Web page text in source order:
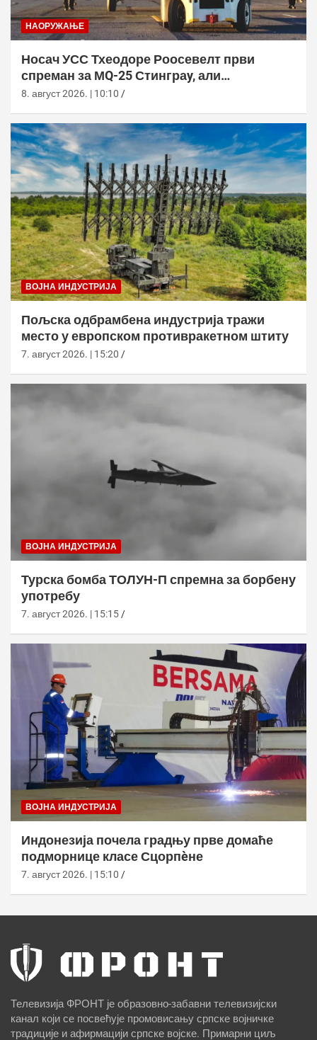
НАОРУЖАЊЕ
Носач УСС Тхеодоре Роосевелт први
спреман за МQ-25 Стинграy, али
оперативна употреба тек 2029.
8. август 2026. | 10:10
ВОЈНА ИНДУСТРИЈА
Пољска одбрамбена индустрија тражи
место у европском противракетном штиту
7. август 2026. | 15:20
ВОЈНА ИНДУСТРИЈА
Турска бомба ТОЛУН-П спремна за борбену
употребу
7. август 2026. | 15:15
ВОЈНА ИНДУСТРИЈА
Индонезија почела градњу прве домаће
подморнице класе Сцорпèне
7. август 2026. | 15:10
Телевизија ФРОНТ је образовно-забавни телевизијски
канал који се посвећује промовисању српске војничке
традиције и афирмацији српске војске. Примарни циљ